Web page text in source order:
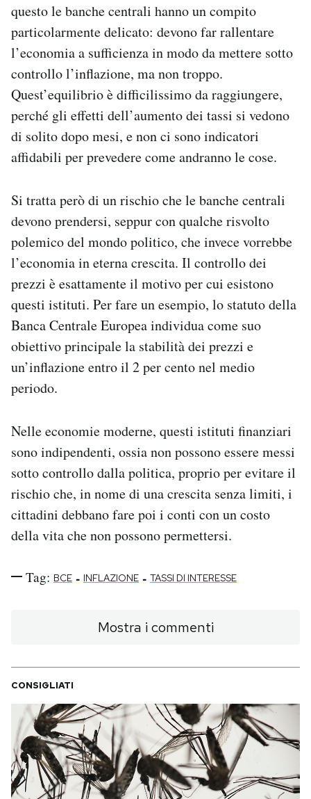
questo le banche centrali hanno un compito
particolarmente delicato: devono far rallentare
l’economia a sufficienza in modo da mettere sotto
controllo l’inflazione, ma non troppo.
Quest’equilibrio è difficilissimo da raggiungere,
perché gli effetti dell’aumento dei tassi si vedono
di solito dopo mesi, e non ci sono indicatori
affidabili per prevedere come andranno le cose.
Si tratta però di un rischio che le banche centrali
devono prendersi, seppur con qualche risvolto
polemico del mondo politico, che invece vorrebbe
l’economia in eterna crescita. Il controllo dei
prezzi è esattamente il motivo per cui esistono
questi istituti. Per fare un esempio, lo statuto della
Banca Centrale Europea individua come suo
obiettivo principale la stabilità dei prezzi e
un’inflazione entro il 2 per cento nel medio
periodo.
Nelle economie moderne, questi istituti finanziari
sono indipendenti, ossia non possono essere messi
sotto controllo dalla politica, proprio per evitare il
rischio che, in nome di una crescita senza limiti, i
cittadini debbano fare poi i conti con un costo
della vita che non possono permettersi.
Tag: BCE - INFLAZIONE - TASSI DI INTERESSE
Mostra i commenti
CONSIGLIATI